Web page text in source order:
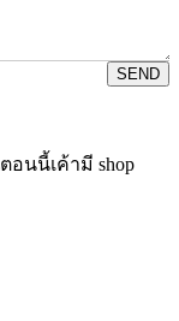
SEND
นนี้เค้ามี shop